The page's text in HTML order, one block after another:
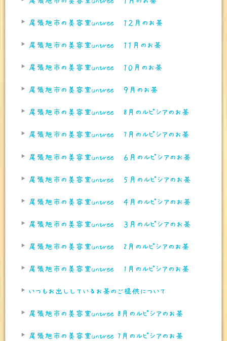
尾張旭市の美容室untree １２月のお茶
尾張旭市の美容室untree １１月のお茶
尾張旭市の美容室untree １０月のお茶
尾張旭市の美容室untree ９月のお茶
尾張旭市の美容室untree 8月のルピシアのお茶
尾張旭市の美容室untree 7月のルピシアのお茶
尾張旭市の美容室untree ６月のルピシアのお茶
尾張旭市の美容室untree ５月のルピシアのお茶
尾張旭市の美容室untree ４月のルピシアのお茶
尾張旭市の美容室untree ３月のルピシアのお茶
尾張旭市の美容室untree 2月のルピシアのお茶
尾張旭市の美容室untree 1月のルピシアのお茶
いつもお出ししているお茶のご提供について
尾張旭市の美容室untree 8月のルピシアのお茶
尾張旭市の美容室untree 7月のルピシアのお茶